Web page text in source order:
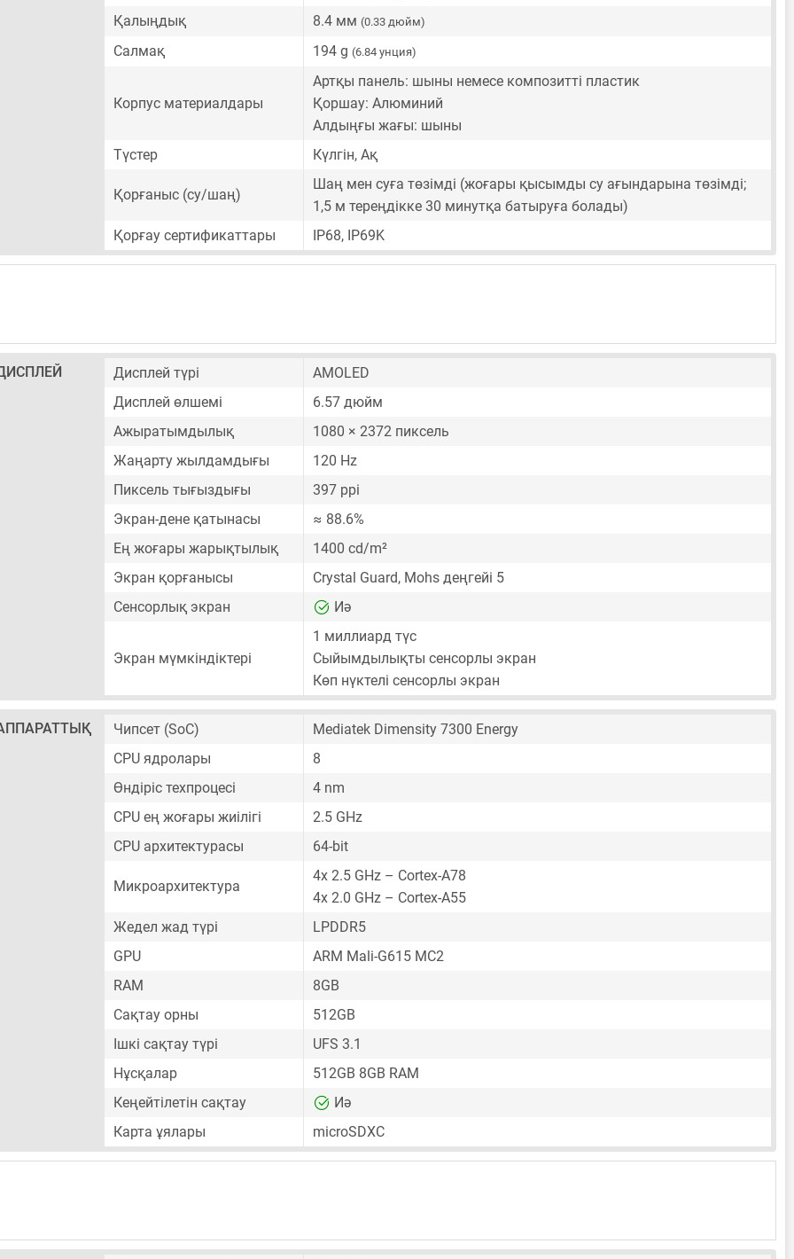
Қалыңдық 8.4 мм (0.33 дюйм)
Салмақ 194 g (6.84 унция)
Корпус материалдары
Артқы панель: шыны немесе композитті пластик
Қоршау: Алюминий
Алдыңғы жағы: шыны
Түстер
Күлгін, Ақ
Қорғаныс (су/шаң)
Шаң мен суға төзімді (жоғары қысымды су ағындарына төзімді;
1,5 м тереңдікке 30 минутқа батыруға болады)
Қорғау сертификаттары
IP68, IP69K
Дисплей түрі
AMOLED
Дисплей өлшемі
6.57 дюйм
Ажыратымдылық
1080 × 2372 пиксель
Жаңарту жылдамдығы
120 Hz
Пиксель тығыздығы
397 ppi
Экран-дене қатынасы
≈ 88.6%
Ең жоғары жарықтылық
1400 cd/m²
Экран қорғанысы
Crystal Guard, Mohs деңгейі 5
Сенсорлық экран
Иә
Экран мүмкіндіктері
1 миллиард түс
Сыйымдылықты сенсорлы экран
Көп нүктелі сенсорлы экран
Чипсет (SoC)
Mediatek Dimensity 7300 Energy
CPU ядролары
8
Өндіріс техпроцесі
4 nm
CPU ең жоғары жиілігі
2.5 GHz
CPU архитектурасы
64-bit
Микроархитектура
4x 2.5 GHz – Cortex-A78
4x 2.0 GHz – Cortex-A55
Жедел жад түрі
LPDDR5
GPU
ARM Mali-G615 MC2
RAM
8GB
Сақтау орны
512GB
Ішкі сақтау түрі
UFS 3.1
Нұсқалар
512GB 8GB RAM
Кеңейтілетін сақтау
Иә
Карта ұялары
microSDXC